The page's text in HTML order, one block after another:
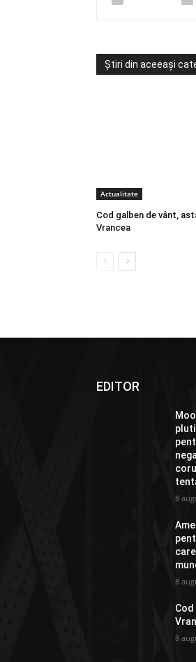
Știri din aceeași
Actualitate
Cod galben de vânt,
Vrancea
EDITOR
8
8
8